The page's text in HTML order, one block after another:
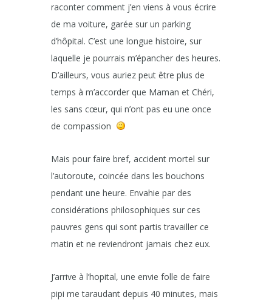
raconter comment j’en viens à vous écrire
de ma voiture, garée sur un parking
d’hôpital. C’est une longue histoire, sur
laquelle je pourrais m’épancher des heures.
D’ailleurs, vous auriez peut être plus de
temps à m’accorder que Maman et Chéri,
les sans cœur, qui n’ont pas eu une once
de compassion
Mais pour faire bref, accident mortel sur
l’autoroute, coincée dans les bouchons
pendant une heure. Envahie par des
considérations philosophiques sur ces
pauvres gens qui sont partis travailler ce
matin et ne reviendront jamais chez eux.
J’arrive à l’hopital, une envie folle de faire
pipi me taraudant depuis 40 minutes, mais